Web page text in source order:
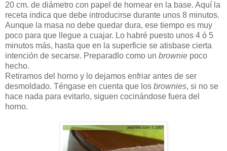
20 cm. de diámetro con papel de hornear en la base. Aquí la
receta indica que debe introducirse durante unos 8 minutos.
Aunque la masa no debe quedar dura, ese tiempo es muy
poco para que llegue a cuajar. Lo habré puesto unos 4 ó 5
minutos más, hasta que en la superficie se atisbase cierta
intención de secarse. Preparadlo como un brownie poco
hecho.
Retiramos del horno y lo dejamos enfriar antes de ser
desmoldado. Téngase en cuenta que los brownies, si no se
hace nada para evitarlo, siguen cocinándose fuera del
horno.